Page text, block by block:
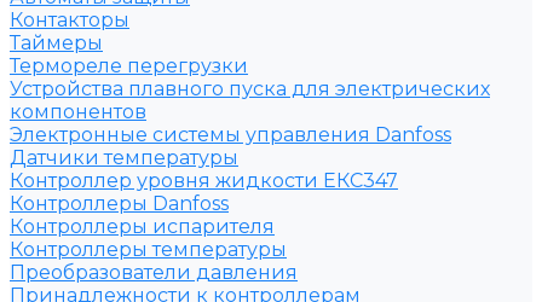
Контакторы
Таймеры
Термореле перегрузки
Устройства плавного пуска для электрических
компонентов
Электронные системы управления Danfoss
Датчики температуры
Контроллер уровня жидкости ЕКС347
Контроллеры Danfoss
Контроллеры испарителя
Контроллеры температуры
Преобразователи давления
Принадлежности к контроллерам